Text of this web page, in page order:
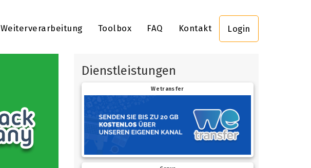
Weiterverarbeitung Toolbox FAQ Kontakt Login
Dienstleistungen
Wetransfer